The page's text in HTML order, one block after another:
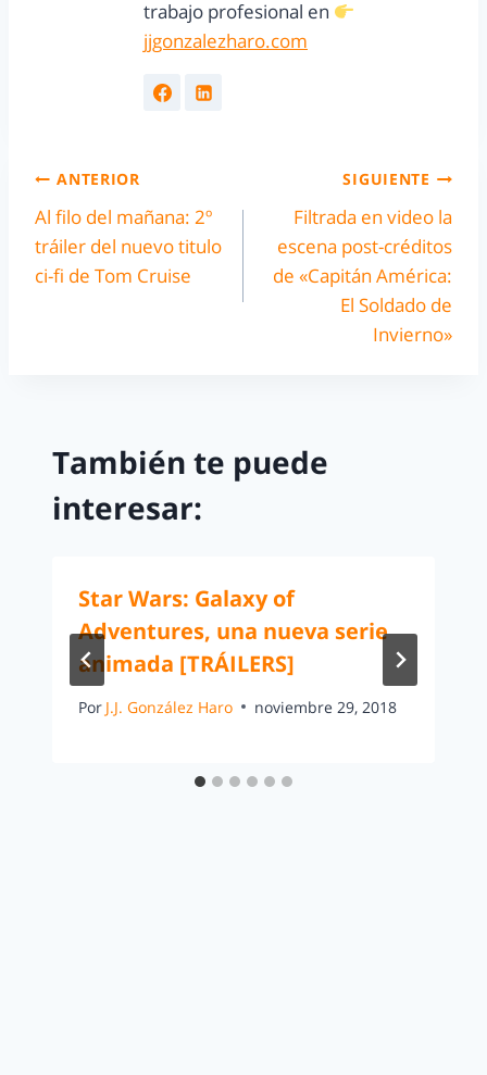
trabajo profesional en
jjgonzalezharo.com
ANTERIOR
Al filo del mañana: 2º
tráiler del nuevo titulo
ci-fi de Tom Cruise
SIGUIENTE
Filtrada en video la
escena post-créditos
de «Capitán América:
El Soldado de
Invierno»
También te puede
interesar:
Star Wars: Galaxy of
Adventures, una nueva serie
animada [TRÁILERS]
Por J.J. González Haro noviembre 29, 2018